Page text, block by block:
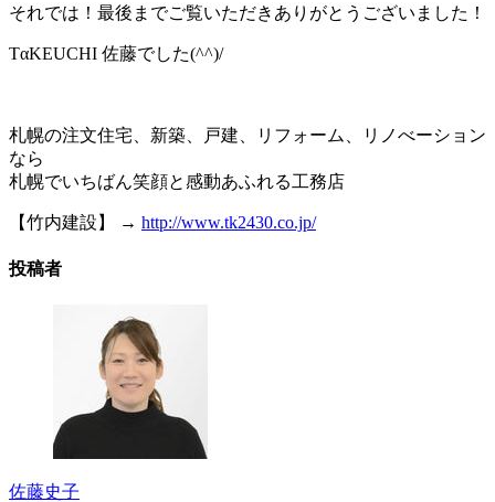
それでは！最後までご覧いただきありがとうございました！
TαKEUCHI 佐藤でした(^^)/
札幌の注文住宅、新築、戸建、リフォーム、リノべーション
なら
札幌でいちばん笑顔と感動あふれる工務店
【竹内建設】 → http://www.tk2430.co.jp/
投稿者
佐藤史子